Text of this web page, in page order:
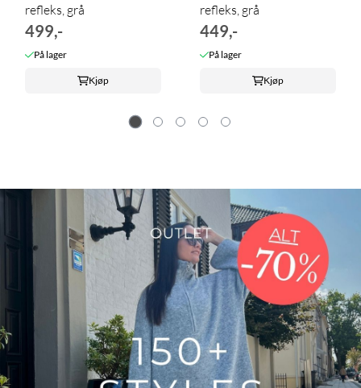
refleks, grå
499,-
På lager
Kjøp
refleks, grå
449,-
På lager
Kjøp